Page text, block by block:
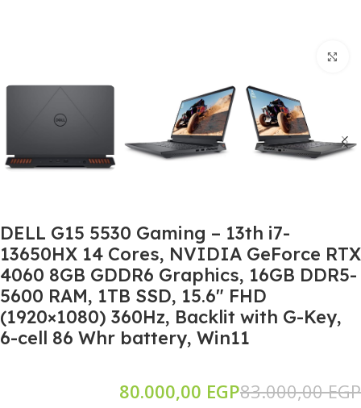
DELL G15 5530 Gaming – 13th i7-
13650HX 14 Cores, NVIDIA GeForce RTX
4060 8GB GDDR6 Graphics, 16GB DDR5-
5600 RAM, 1TB SSD, 15.6″ FHD
(1920×1080) 360Hz, Backlit with G-Key,
6-cell 86 Whr battery, Win11
83.000,00EGP
80.000,00 EGP